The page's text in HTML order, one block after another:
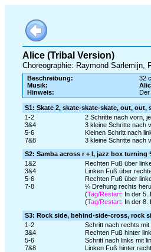
Alice (Tribal Version)
Choreographie: Raymond Sarlemijn,
Beschreibung:
32
Musik:
Hinweis:
Der
S1: Skate 2, skate-skate-skate, out, out,
1-2
2 Schritte nach vorn,
3&4
3 kleine Schritte nach
5-6
Kleinen Schritt nach
7&8
3 kleine Schritte nach
S2: Samba across r + l, jazz box
1&2
Rechten Fuß über
3&4
Linken Fuß über
5-6
Rechten Fuß über
7-8
¼ Drehung rechts
(Tag/Restart: In der 5.
(Tag/Restart: In der 8.
S3: Rock side, behind-side-cross, rock
1-2
Schritt nach rechts
3&4
Rechten Fuß hinter
5-6
Schritt nach links mit
7&8
Linken Fuß hinter